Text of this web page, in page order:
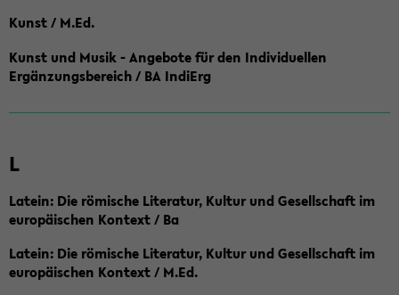
Kunst / M.Ed.
Kunst und Musik - Angebote für den Individuellen
Ergänzungsbereich / BA IndiErg
L
Latein: Die römische Literatur, Kultur und Gesellschaft im
europäischen Kontext / Ba
Latein: Die römische Literatur, Kultur und Gesellschaft im
europäischen Kontext / M.Ed.